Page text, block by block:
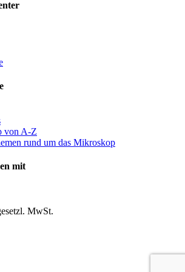
von A-Z
rund um das Mikroskop
mit
MwSt.